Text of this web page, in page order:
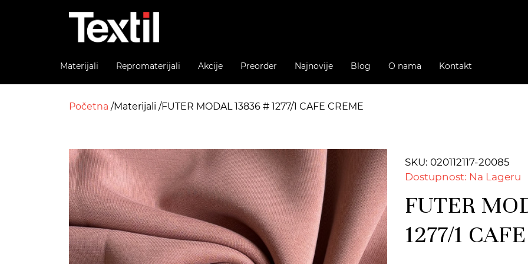
Materijali Repromaterijali Akcije Preorder Najnovije Blog O nama Kontakt
Početna Materijali FUTER MODAL 13836 # 1277/1 CAFE CREME
SKU: 020112117-20085
Dostupnost: Na Lageru
FUTER
1277/1